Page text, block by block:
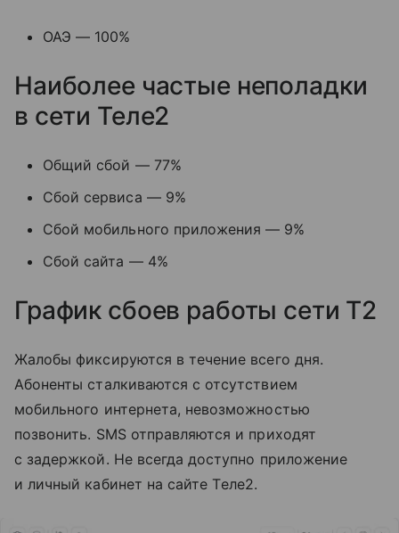
ОАЭ — 100%
Наиболее частые неполадки
в сети Теле2
Общий сбой — 77%
Сбой сервиса — 9%
Сбой мобильного приложения — 9%
Сбой сайта — 4%
График сбоев работы сети T2
Жалобы фиксируются в течение всего дня.
Абоненты сталкиваются с отсутствием
мобильного интернета, невозможностью
позвонить. SMS отправляются и приходят
с задержкой. Не всегда доступно приложение
и личный кабинет на сайте Tеле2.